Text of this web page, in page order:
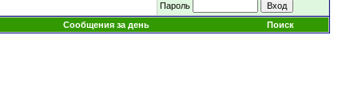
Пароль
Сообщения за день
Поиск